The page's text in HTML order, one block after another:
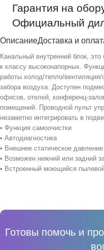
Гарантия на
Официальный
ОписаниеДоставка и
Канальный внутренний блок,
к классу высоконапорных.
работы холод/тепло/
забора воздуха. Доступен
офисов, отелей, конференц-
помещений. Проводной пульт
незаметно интегрировать в
• Функция самоочистки
• Автодиагностика
• Внешнее статическое
• Возможен нижний или задний
• Встроенный моющийся
Готовы помочь и